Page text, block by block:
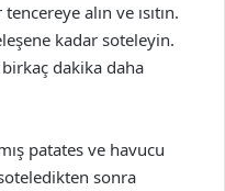
alın ve ısıtın.
kadar soteleyin.
birkaç dakika daha
patates ve havucu
sonra